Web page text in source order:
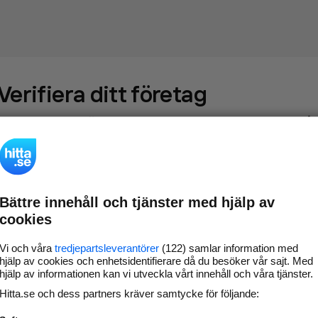
ditt företag
som69 572företag - ta kontroll över din företagssida på
hitta.se och syns bättre mot kunder i ditt närområde. Helt
kostnadsfritt.
Uppdatera din
företagsinformation
Svara på och hantera dina
Gå vidare
Bättre innehåll och tjänster med hjälp av
cookies
Vi och våra tredjepartsleverantörer (122) samlar information med
hjälp av cookies och enhetsidentifierare då du besöker vår sajt. Med
hjälp av informationen kan vi utveckla vårt innehåll och våra tjänster.
Hitta.se och dess partners kräver samtycke för följande: